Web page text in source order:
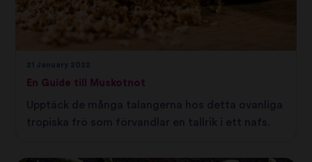
En Guide till Muskotnot
Upptäck de många talangerna hos detta ovanliga
tropiska frö som förvandlar en tallrik i ett nafs.